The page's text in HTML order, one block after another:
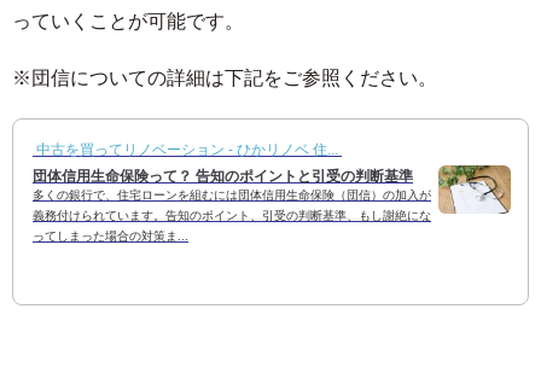
っていくことが可能です。
※団信についての詳細は下記をご参照ください。
中古を買ってリノベーション - ひかリノベ 住...
団体信用生命保険って？ 告知のポイントと引受の判断基準
多くの銀行で、住宅ローンを組むには団体信用生命保険（団信）の加入が
義務付けられています。告知のポイント、引受の判断基準、もし謝絶にな
ってしまった場合の対策ま...